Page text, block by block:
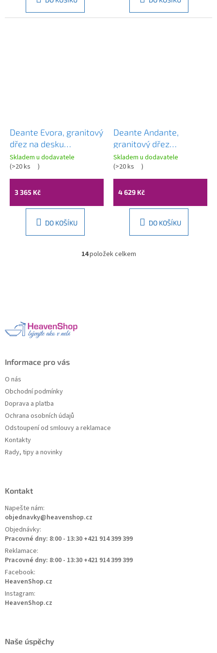
Deante Evora, granitový
dřez na desku
780x440x193 mm, 3,5"
+ prostorově úsporný
sifon, 1-komorový,
písková, ZQJ_7113
Skladem u dodavatele
(>20 ks )
3 365 Kč
DO KOŠÍKU
Deante Andante,
granitový dřez
780x490x194 mm +
prostorově úsporný
sifon, 1,5komorový,
písková, ZQN_7513
Skladem u dodavatele
(>20 ks )
4 629 Kč
DO KOŠÍKU
O
u
14položek celkem
Informace pro vás
O nás
Obchodní podmínky
Doprava a platba
Ochrana osobních údajů
Odstoupení od smlouvy a reklamace
Kontakty
Rady, tipy a novinky
Kontakt
Napešte nám:
objednavky@heavenshop.cz
Objednávky:
Pracovné dny: 8:00 - 13:30 +421 914 399 399
Reklamace:
Pracovné dny: 8:00 - 13:30 +421 914 399 399
Facebook:
HeavenShop.cz
Instagram:
HeavenShop.cz
Naše úspěchy